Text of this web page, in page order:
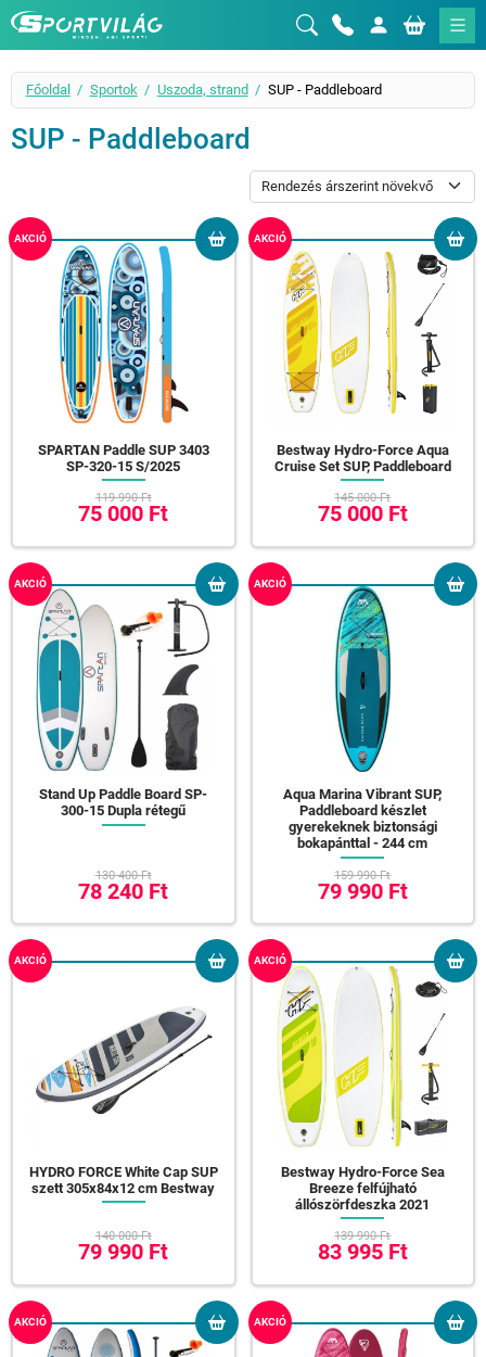
Sportvilág
Főoldal Sportok Uszoda, strand SUP - Paddleboard
SUP - Paddleboard
AKCIÓ
SPARTAN Paddle SUP 3403
SP-320-15 S/2025
119 990 Ft
75 000 Ft
AKCIÓ
Bestway Hydro-Force Aqua
Cruise Set SUP, Paddleboard
145 000 Ft
75 000 Ft
AKCIÓ
Stand Up Paddle Board SP-
300-15 Dupla rétegű
130 400 Ft
78 240 Ft
AKCIÓ
Aqua Marina Vibrant SUP,
Paddleboard készlet
gyerekeknek biztonsági
bokapánttal - 244 cm
159 990 Ft
79 990 Ft
AKCIÓ
HYDRO FORCE White Cap SUP
szett 305x84x12 cm Bestway
140 000 Ft
79 990 Ft
AKCIÓ
Bestway Hydro-Force Sea
Breeze felfújható
állószörfdeszka 2021
139 990 Ft
83 995 Ft
AKCIÓ AKCIÓ